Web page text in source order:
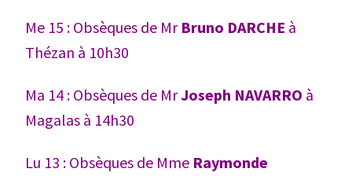
Me 15 : Obsèques de Mr Bruno DARCHE à
Thézan à 10h30
Ma 14 : Obsèques de MrJoseph NAVARRO à
Magalas à 14h30
Lu 13 : Obsèques de Mme Raymonde